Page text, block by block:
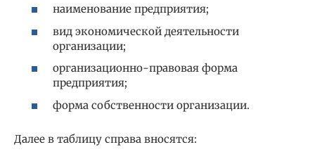
наименование предприятия;
вид экономической деятельности
организации;
организационно-правовая форма
предприятия;
форма собственности организации.
Далее в таблицу справа вносятся: